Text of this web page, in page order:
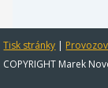
Tisk stránky |
COPYRIGHT Marek